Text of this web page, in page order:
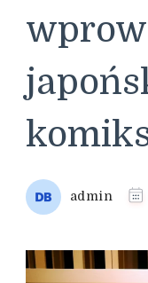
admin